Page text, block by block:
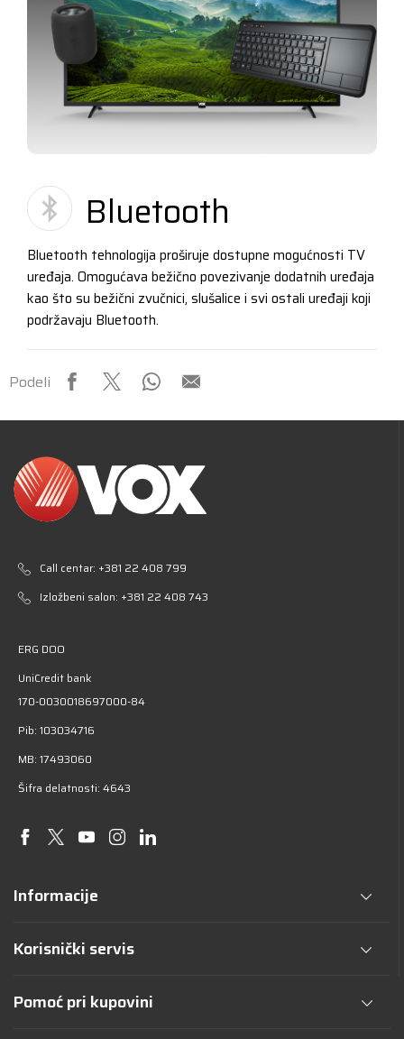
Bluetooth
Bluetooth tehnologija proširuje dostupne mogućnosti TV
uređaja. Omogućava bežično povezivanje dodatnih uređaja
kao što su bežični zvučnici, slušalice i svi ostali uređaji koji
podržavaju Bluetooth.
Podeli
Call centar: +381 22 408 799
Izložbeni salon: +381 22 408 743
ERG DOO
UniCredit bank
170-0030018697000-84
Pib: 103034716
MB: 17493060
Šifra delatnosti: 4643
Informacije
Korisnički servis
Pomoć pri kupovini